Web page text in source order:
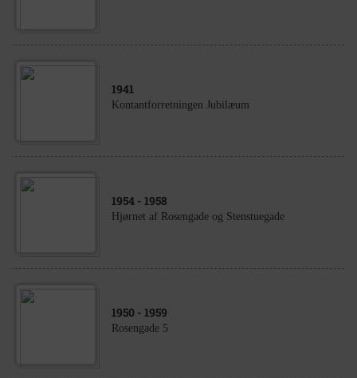
1941
Kontantforretningen Jubilæum
1954 - 1958
Hjørnet af Rosengade og Stenstuegade
1950 - 1959
Rosengade 5